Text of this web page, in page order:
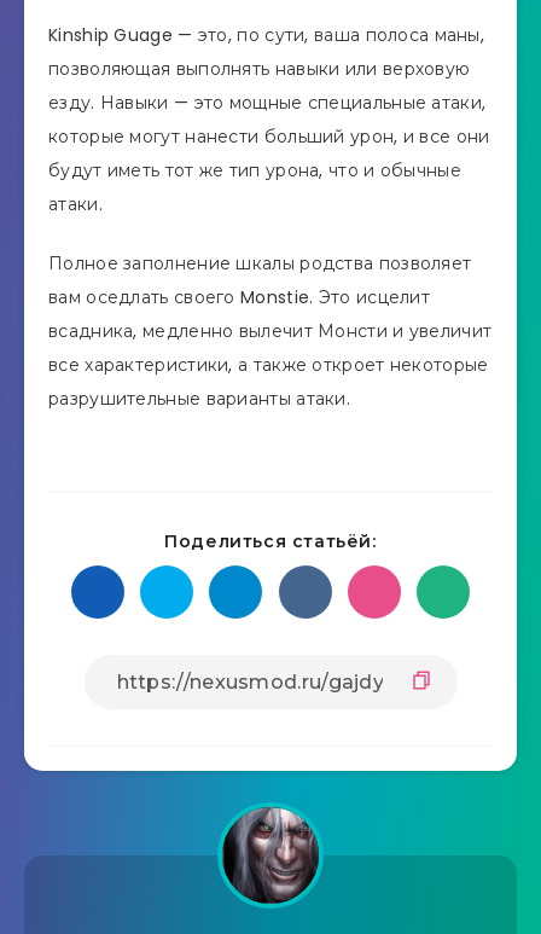
Kinship Guage — это, по сути, ваша полоса маны,
позволяющая выполнять навыки или верховую
езду. Навыки — это мощные специальные атаки,
которые могут нанести больший урон, и все они
будут иметь тот же тип урона, что и обычные
атаки.
Полное заполнение шкалы родства позволяет
вам оседлать своего Monstie. Это исцелит
всадника, медленно вылечит Монсти и увеличит
все характеристики, а также откроет некоторые
разрушительные варианты атаки.
Поделиться статьёй: